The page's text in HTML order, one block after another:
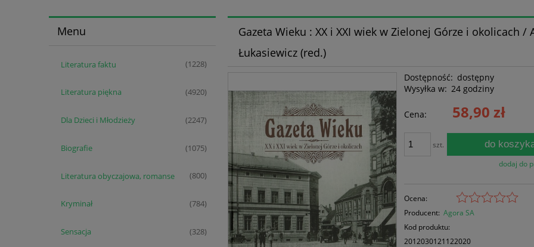
Menu
Literatura faktu (1228)
Literatura piękna (4920)
Dla Dzieci i Młodzieży (2247)
Biografie (1075)
Literatura obyczajowa, romanse (800)
Kryminał (784)
Sensacja (328)
Gazeta Wieku : XX i XXI wiek w Zielonej Górze i okolicach /
Łukasiewicz (red.)
Dostępność: dostępny
Wysyłka w: 24 godziny
Cena: 58,90 zł
szt. do
dodaj do
Ocena:
Producent: Agora SA
Kod produktu:
2012030121122020